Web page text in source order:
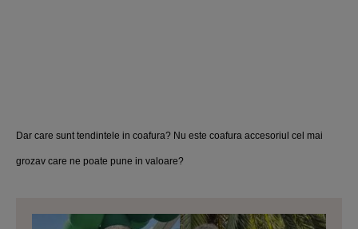
Dar care sunt tendintele in coafura? Nu este coafura accesoriul cel mai
grozav care ne poate pune in valoare?